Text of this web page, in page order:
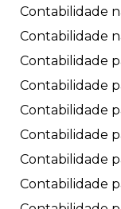
Contabilidade
Contabilidade
Contabilidade
Contabilidade
Contabilidade
Contabilidade
Contabilidade
Contabilidade